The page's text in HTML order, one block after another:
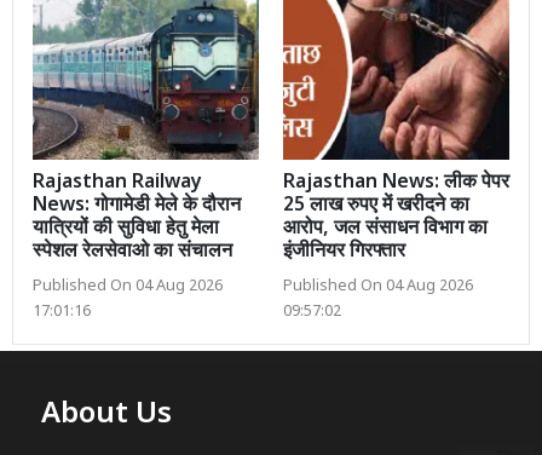
Rajasthan Railway
News: गोगामेडी मेले के दौरान
यात्रियों की सुविधा हेतु मेला
स्पेशल रेलसेवाओ का संचालन
Published On 04 Aug 2026
17:01:16
Rajasthan News: लीक पेपर
25 लाख रुपए में खरीदने का
आरोप, जल संसाधन विभाग का
इंजीनियर गिरफ्तार
Published On 04 Aug 2026
09:57:02
About Us